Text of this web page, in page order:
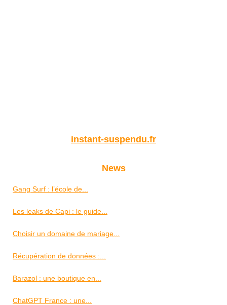
instant-suspendu.fr
News
Gang Surf : l’école de...
Les leaks de Capi : le guide...
Choisir un domaine de mariage...
Récupération de données :...
Barazol : une boutique en...
ChatGPT France : une...